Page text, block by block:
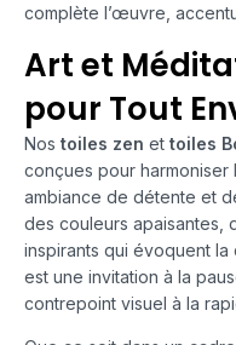
complète l’œuvre,
Art et
pour Tout
Nos toiles zen et toiles
conçues pour harmoniser
ambiance de détente et
des couleurs apaisantes,
inspirants qui évoquent la
est une invitation à la
contrepoint visuel à la